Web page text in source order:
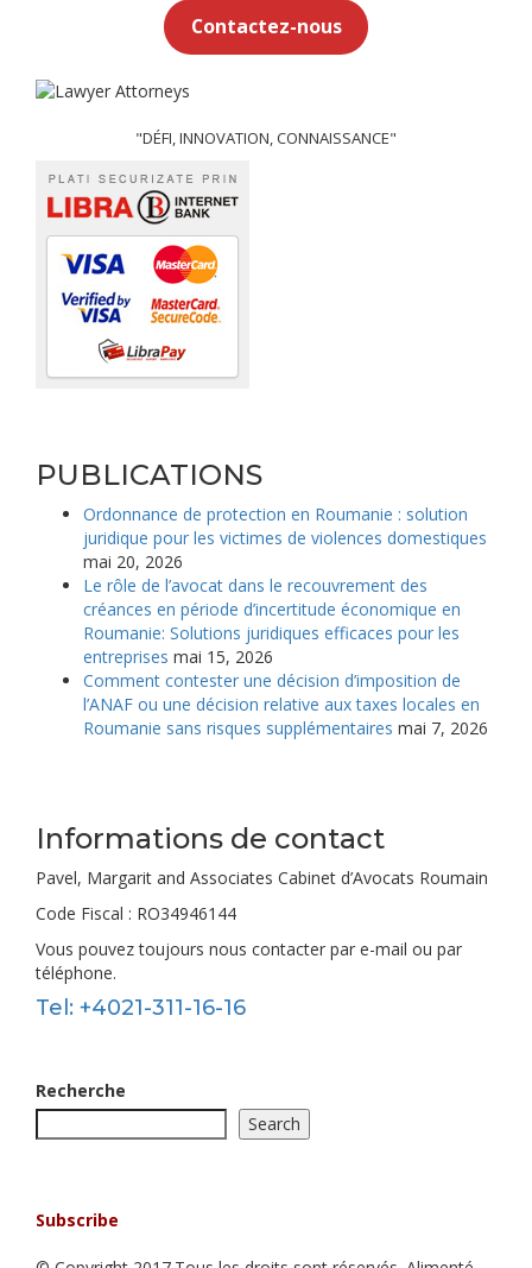
Contactez-nous
"DÉFI, INNOVATION, CONNAISSANCE"
PUBLICATIONS
Ordonnance de protection en Roumanie : solution
juridique pour les victimes de violences domestiques
mai 20, 2026
Le rôle de l’avocat dans le recouvrement des
créances en période d’incertitude économique en
Roumanie: Solutions juridiques efficaces pour les
entreprises mai 15, 2026
Comment contester une décision d’imposition de
l’ANAF ou une décision relative aux taxes locales en
Roumanie sans risques supplémentaires mai 7, 2026
Informations de contact
Pavel, Margarit and Associates Cabinet d’Avocats Roumain
Code Fiscal : RO34946144
Vous pouvez toujours nous contacter par e-mail ou par
téléphone.
Tel: +4021-311-16-16
Recherche
Search
Subscribe